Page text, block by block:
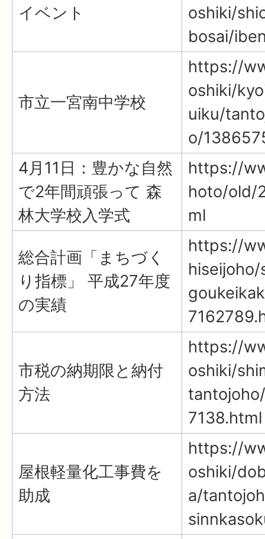
イベント
oshiki/
bosai/
市立一宮南中学校
https://
oshiki/
uiku/
o/
4月11日：豊かな自然
で2年間頑張って 森
林大学校入学式
https://
hoto/old/
ml
総合計画「まちづく
り指標」 平成27年度
の実績
https://
市税の納期限と納付
方法
https://
oshiki/
7138.html
屋根軽量化工事費を
助成
https://
oshiki/
a/